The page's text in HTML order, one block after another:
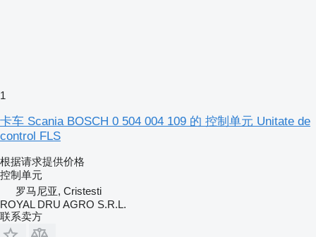
1
卡车 Scania BOSCH 0 504 004 109 的 控制单元 Unitate de
control FLS
根据请求提供价格
控制单元
罗马尼亚, Cristesti
ROYAL DRU AGRO S.R.L.
联系卖方